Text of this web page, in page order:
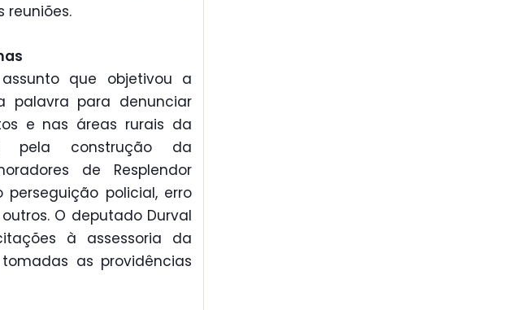
reuniões.
que objetivou a
palavra para denunciar
e nas áreas rurais da
pela construção da
de Resplendor
policial, erro
O deputado Durval
à assessoria da
as providências